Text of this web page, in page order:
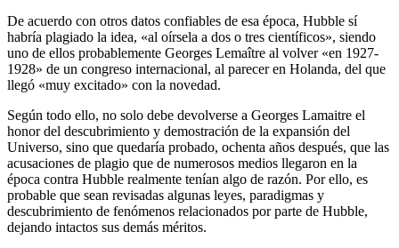
De acuerdo con otros datos confiables de esa época, Hubble sí
habría plagiado la idea, «al oírsela a dos o tres científicos», siendo
uno de ellos probablemente Georges Lemaître al volver «en 1927-
1928» de un congreso internacional, al parecer en Holanda, del que
llegó «muy excitado» con la novedad.
Según todo ello, no solo debe devolverse a Georges Lamaitre el
honor del descubrimiento y demostración de la expansión del
Universo, sino que quedaría probado, ochenta años después, que las
acusaciones de plagio que de numerosos medios llegaron en la
época contra Hubble realmente tenían algo de razón. Por ello, es
probable que sean revisadas algunas leyes, paradigmas y
descubrimiento de fenómenos relacionados por parte de Hubble,
dejando intactos sus demás méritos.